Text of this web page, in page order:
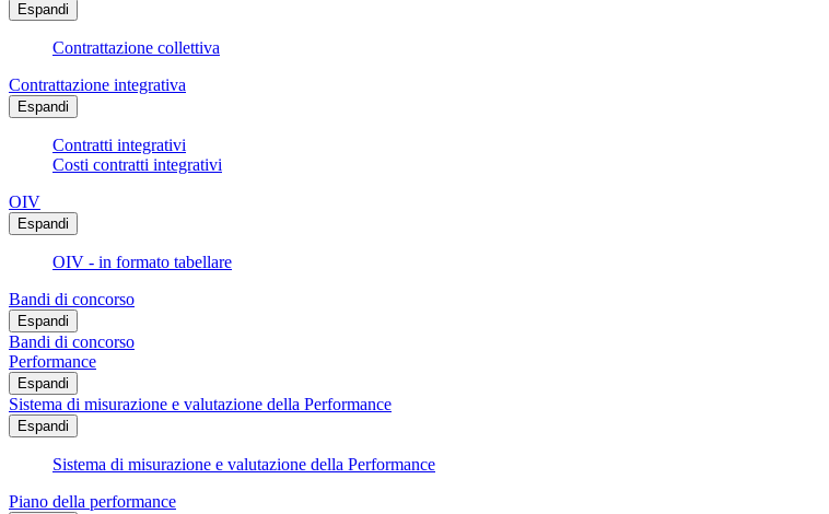
Espandi
Contrattazione collettiva
Contrattazione integrativa
Espandi
Contratti integrativi
Costi contratti integrativi
OIV
Espandi
OIV - in formato tabellare
Bandi di concorso
Espandi
Bandi di concorso
Performance
Espandi
Sistema di misurazione e valutazione della Performance
Espandi
Sistema di misurazione e valutazione della Performance
Piano della performance